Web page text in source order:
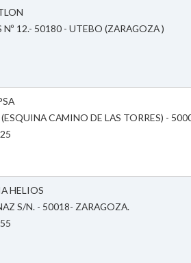
Nº 12.- 50180 - UTEBO (ZARAGOZA )
(ESQUINA CAMINO DE LAS TORRES) -
HELIOS
S/N. - 50018- ZARAGOZA.